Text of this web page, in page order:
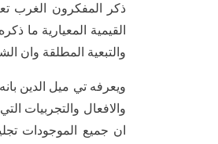
ذكر المفكرون الغرب
القيمية المعيارية ما
والتبعية المطلقة وان